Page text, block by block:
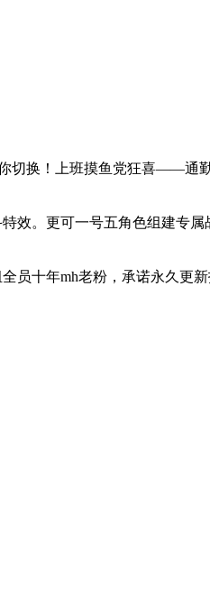
切换！上班摸鱼党狂喜——通
效。更可一号五角色组建专属
员十年mh老粉，承诺永久